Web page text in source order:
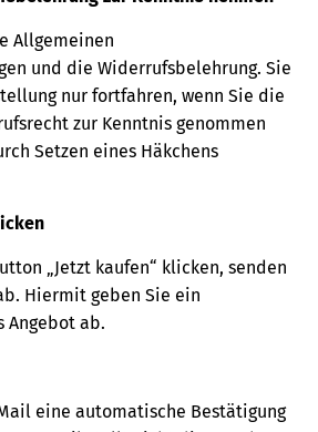
Allgemeinen
und die Widerrufsbelehrung. Sie
nur fortfahren, wenn Sie die
zur Kenntnis genommen
Setzen eines Häkchens
„Jetzt kaufen“ klicken, senden
Hiermit geben Sie ein
Angebot ab.
eine automatische Bestätigung